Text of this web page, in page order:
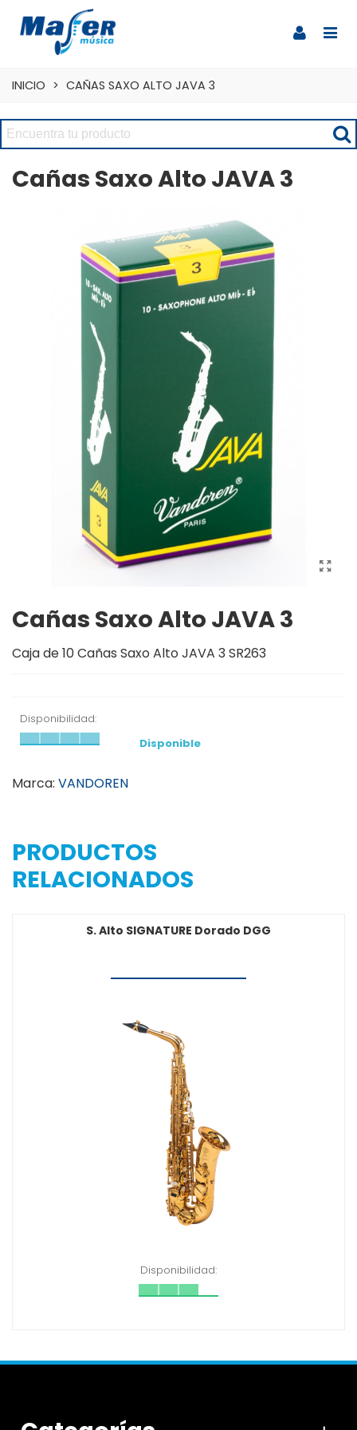
INICIO > CAÑAS SAXO ALTO JAVA 3
Cañas Saxo Alto JAVA 3
Cañas Saxo Alto JAVA 3
Caja de 10 Cañas Saxo Alto JAVA 3 SR263
Disponibilidad:
Disponible
Marca: VANDOREN
PRODUCTOS
RELACIONADOS
S. Alto SIGNATURE Dorado DGG
Disponibilidad: